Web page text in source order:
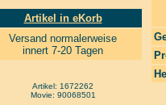
Artikel in eKorb
Versand normalerweise
innert 7-20 Tagen
Artikel: 1672262
Movie: 90068501